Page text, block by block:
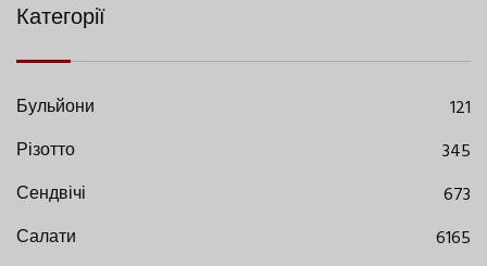
Категорії
Бульйони
121
Різотто
345
Сендвічі
673
Салати
6165